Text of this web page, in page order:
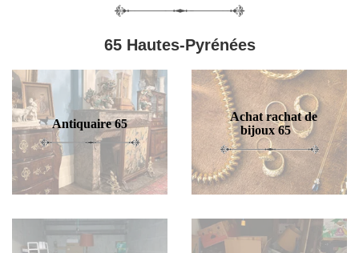
65 Hautes-Pyrénées
Antiquaire 65
Achat rachat de
bijoux 65